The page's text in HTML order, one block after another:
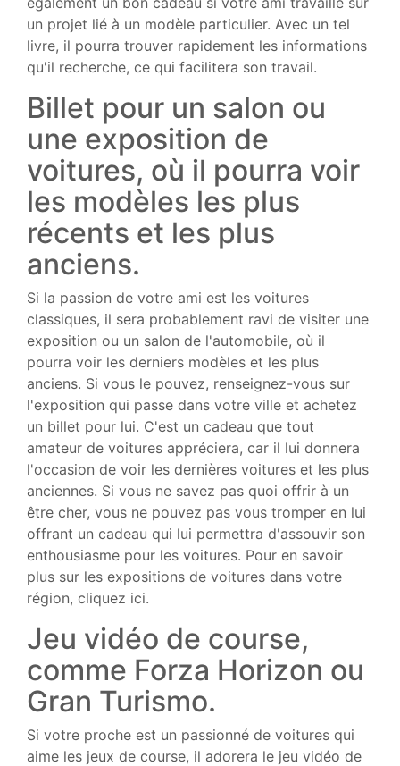
un projet lié à un modèle particulier. Avec un tel
livre, il pourra trouver rapidement les informations
qu'il recherche, ce qui facilitera son travail.
Billet pour un salon ou
une exposition de
voitures, où il pourra voir
les modèles les plus
récents et les plus
anciens.
Si la passion de votre ami est les voitures
classiques, il sera probablement ravi de visiter une
exposition ou un salon de l'automobile, où il
pourra voir les derniers modèles et les plus
anciens. Si vous le pouvez, renseignez-vous sur
l'exposition qui passe dans votre ville et achetez
un billet pour lui. C'est un cadeau que tout
amateur de voitures appréciera, car il lui donnera
l'occasion de voir les dernières voitures et les plus
anciennes. Si vous ne savez pas quoi offrir à un
être cher, vous ne pouvez pas vous tromper en lui
offrant un cadeau qui lui permettra d'assouvir son
enthousiasme pour les voitures. Pour en savoir
plus sur les expositions de voitures dans votre
région, cliquez ici.
Jeu vidéo de course,
comme Forza Horizon ou
Gran Turismo.
Si votre proche est un passionné de voitures qui
aime les jeux de course, il adorera le jeu vidéo de